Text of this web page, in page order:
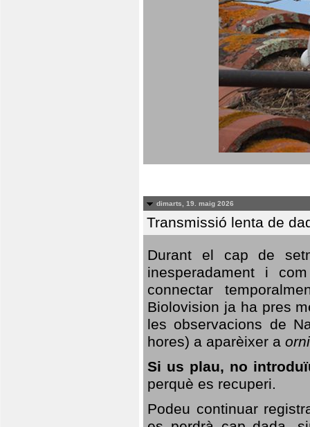
dimarts, 19. maig 2026
Transmissió lenta de
Durant el cap de
inesperadament i
connectar
Biolovision ja ha pres
les observacions de
hores) a aparèixer a
Si us plau, no
perquè es recuperi.
Podeu continuar